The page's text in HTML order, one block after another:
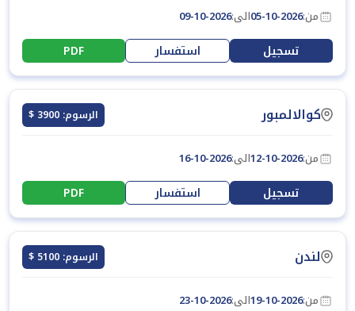
من:05-10-2026الى:09-10-2026
تسجيل استفسار PDF
كوالالمبور الرسوم: 3900 $
من:12-10-2026الى:16-10-2026
تسجيل استفسار PDF
لندن الرسوم: 5100 $
من:19-10-2026الى:23-10-2026